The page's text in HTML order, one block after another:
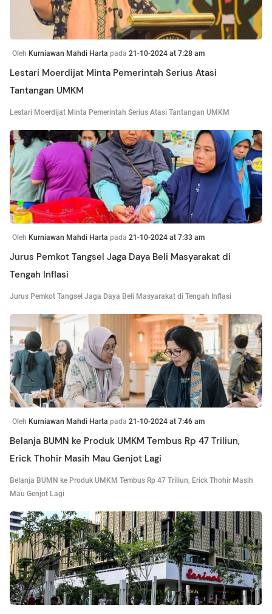
Oleh Kurniawan Mahdi Harta pada 21-10-2024 at 7:28 am
Lestari Moerdijat Minta Pemerintah Serius Atasi
Tantangan UMKM
Lestari Moerdijat Minta Pemerintah Serius Atasi Tantangan UMKM
Oleh Kurniawan Mahdi Harta pada 21-10-2024 at 7:33 am
Jurus Pemkot Tangsel Jaga Daya Beli Masyarakat di
Tengah Inflasi
Jurus Pemkot Tangsel Jaga Daya Beli Masyarakat di Tengah Inflasi
Oleh Kurniawan Mahdi Harta pada 21-10-2024 at 7:46 am
Belanja BUMN ke Produk UMKM Tembus Rp 47 Triliun,
Erick Thohir Masih Mau Genjot Lagi
Belanja BUMN ke Produk UMKM Tembus Rp 47 Triliun, Erick Thohir Masih
Mau Genjot Lagi